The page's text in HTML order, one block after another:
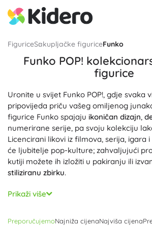
FiguriceSakupljačke figuriceFunko
Funko POP!
figurice
Uronite u svijet Funko POP!, gdje svaka
pripovijeda priču vašeg omiljenog
figurice Funko spajaju ikoničan dizajn,
numerirane serije, pa svoju kolekciju
Licencirani likovi iz filmova, serija, igara
će ljubitelje pop-kulture; zahvaljujući
kutiji možete ih izložiti u pakiranju ili
stiliziranu zbirku.
Otkrijte raznolikost: klasične Funko POP!
Deluxe, Super Sized ili Jumbo, ali i
komadiiChasevarijante? Posebne
Prikaži više
PreporučujemoNajniža cijenaNajviša cijena